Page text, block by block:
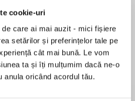
cookie-uri
care ai mai auzit - mici fișiere
setărilor și preferințelor tale pe
cât mai bună. Le vom
ta și îți mulțumim dacă ne-o
anula oricând acordul tău.
LGBTQ+ romance
Albertalli and Julie